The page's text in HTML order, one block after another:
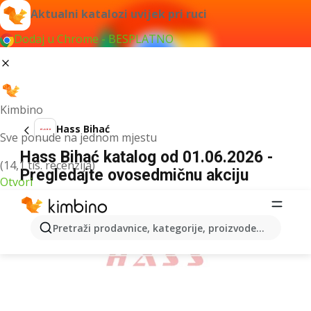
Aktualni katalozi uvijek pri ruci
Dodaj u Chrome - BESPLATNO
Kimbino
Sve ponude na jednom mjestu
(14,1 tis. recenzija)
Otvori
Pretraži prodavnice, kategorije, proizvode...
Hass Bihać
Hass Bihać katalog od 01.06.2026 -
Pregledajte ovosedmičnu akciju